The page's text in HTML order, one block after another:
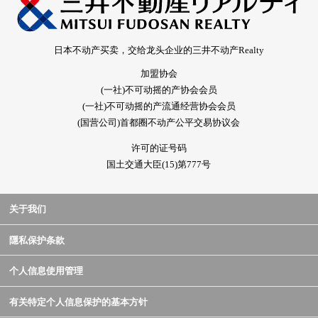
日本不动产买卖，交给龙头企业的三井不动产Realty
加盟协会
(一社)不可动摇的产协会会员
(一社)不可动摇的产流通经营协会会员
(国营公司)首都圈不动产公平交易协议会
许可的证号码
国土交通大臣(15)第777号
关于我们
隱私保护条款
个人信息使用管理
有关特定个人信息保护的基本方针